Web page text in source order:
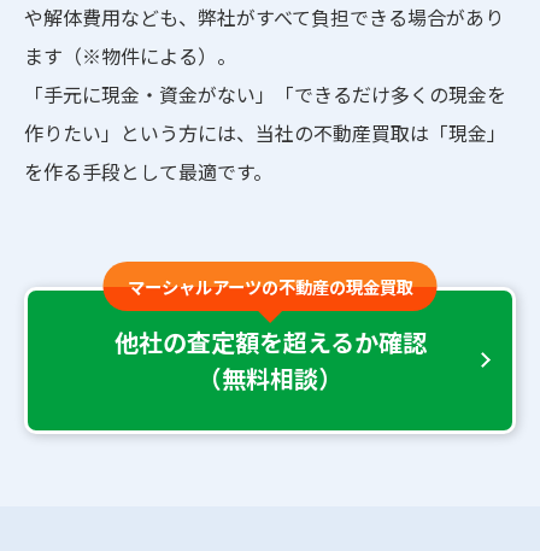
や解体費用なども、弊社がすべて負担できる場合があり
ます（※物件による）。
「手元に現金・資金がない」「できるだけ多くの現金を
作りたい」という方には、当社の不動産買取は「現金」
を作る手段として最適です。
マーシャルアーツの不動産の現金買取
他社の査定額を超えるか確認
（無料相談）